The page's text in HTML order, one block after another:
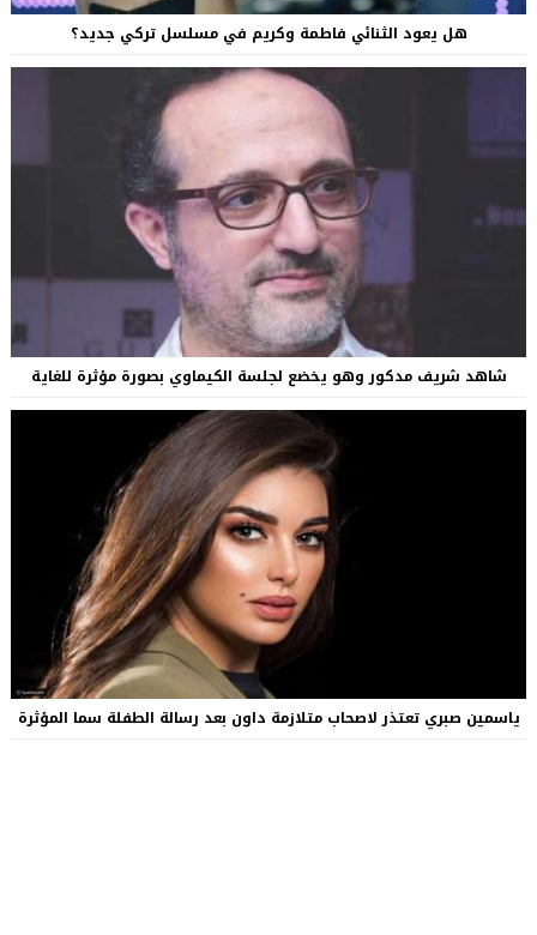
هل يعود الثنائي فاطمة وكريم في مسلسل تركي جديد؟
شاهد شريف مدكور وهو يخضع لجلسة الكيماوي بصورة مؤثرة للغاية
ياسمين صبري تعتذر لاصحاب متلازمة داون بعد رسالة الطفلة سما المؤثرة